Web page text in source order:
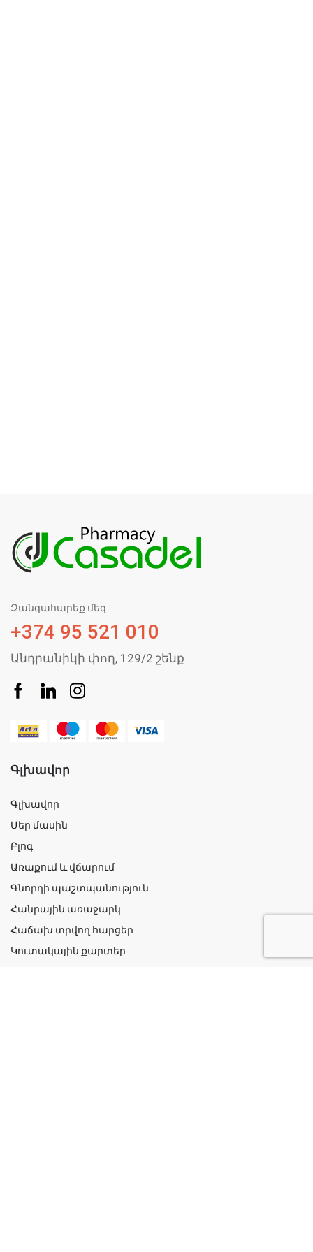
Զանգահարեք մեզ
+374 95 521 010
Անդրանիկի փող, 129/2 շենք
Գլխավոր
Գլխավոր
Մեր մասին
Բլոգ
Առաքում և վճարում
Գնորդի պաշտպանություն
Հանրային առաջարկ
Հաճախ տրվող հարցեր
Կուտակային քարտեր